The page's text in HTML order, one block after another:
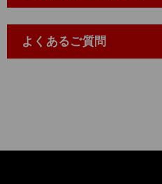
よくあるご質問